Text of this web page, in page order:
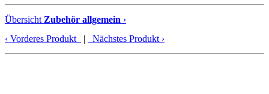
ÜbersichtZubehör allgemein ›
‹ Vorderes Produkt | Nächstes Produkt ›